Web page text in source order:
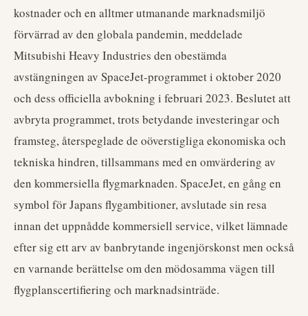
kostnader och en alltmer utmanande marknadsmiljö
förvärrad av den globala pandemin, meddelade
Mitsubishi Heavy Industries den obestämda
avstängningen av SpaceJet-programmet i oktober 2020
och dess officiella avbokning i februari 2023. Beslutet att
avbryta programmet, trots betydande investeringar och
framsteg, återspeglade de oöverstigliga ekonomiska och
tekniska hindren, tillsammans med en omvärdering av
den kommersiella flygmarknaden. SpaceJet, en gång en
symbol för Japans flygambitioner, avslutade sin resa
innan det uppnådde kommersiell service, vilket lämnade
efter sig ett arv av banbrytande ingenjörskonst men också
en varnande berättelse om den mödosamma vägen till
flygplanscertifiering och marknadsinträde.